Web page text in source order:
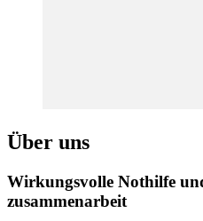
Über uns
Wirkungsvolle Nothilfe
zusammen­arbeit